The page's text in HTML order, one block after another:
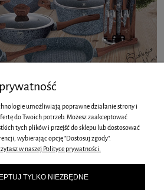
INFORMACJE
umożliwiają poprawne działanie strony i
do Twoich potrzeb. Możesz zaakceptować
tych plików i przejść do sklepu lub dostosować
wybierając opcję "Dostosuj zgody".
w naszej Polityce prywatności.
TYLKO NIEZBĘDNE